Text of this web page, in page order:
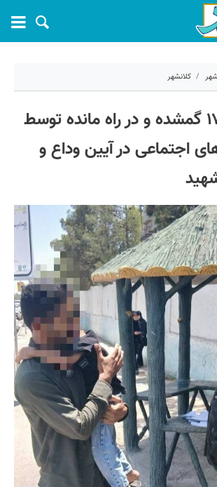
کلانشهر
ساماندهی ۱۷۰ گمشده و در راه مانده توسط
اجتماعی در آیین وداع و